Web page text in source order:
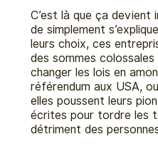
C’est là que ça devient
de simplement
leurs choix, ces
des sommes
changer les lois en
référendum aux USA,
elles poussent leurs
écrites pour tordre les
détriment des